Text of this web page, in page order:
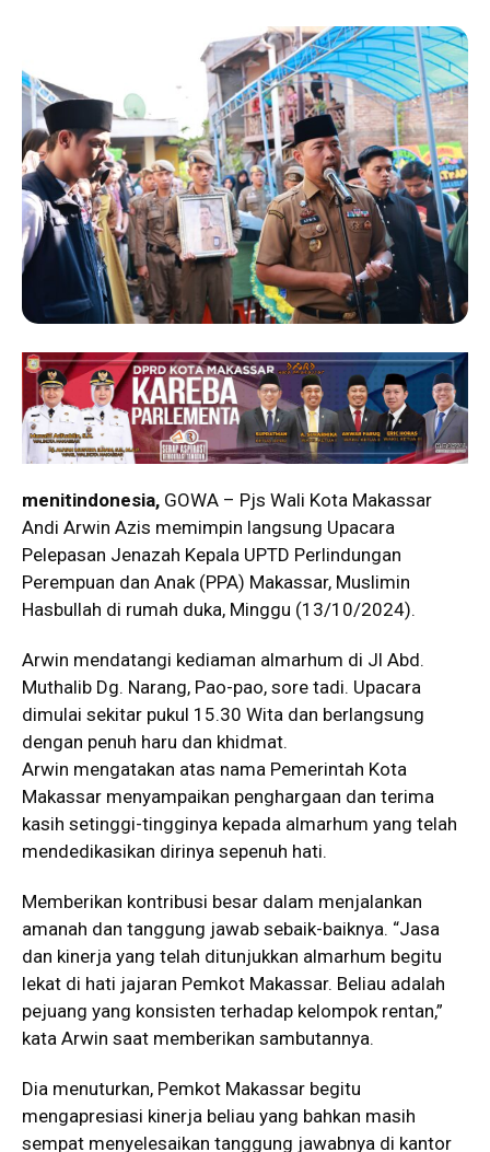
menitindonesia, GOWA – Pjs Wali Kota Makassar
Andi Arwin Azis memimpin langsung Upacara
Pelepasan Jenazah Kepala UPTD Perlindungan
Perempuan dan Anak (PPA) Makassar, Muslimin
Hasbullah di rumah duka, Minggu (13/10/2024).
Arwin mendatangi kediaman almarhum di Jl Abd.
Muthalib Dg. Narang, Pao-pao, sore tadi. Upacara
dimulai sekitar pukul 15.30 Wita dan berlangsung
dengan penuh haru dan khidmat.
Arwin mengatakan atas nama Pemerintah Kota
Makassar menyampaikan penghargaan dan terima
kasih setinggi-tingginya kepada almarhum yang telah
mendedikasikan dirinya sepenuh hati.
Memberikan kontribusi besar dalam menjalankan
amanah dan tanggung jawab sebaik-baiknya. “Jasa
dan kinerja yang telah ditunjukkan almarhum begitu
lekat di hati jajaran Pemkot Makassar. Beliau adalah
pejuang yang konsisten terhadap kelompok rentan,”
kata Arwin saat memberikan sambutannya.
Dia menuturkan, Pemkot Makassar begitu
mengapresiasi kinerja beliau yang bahkan masih
sempat menyelesaikan tanggung jawabnya di kantor